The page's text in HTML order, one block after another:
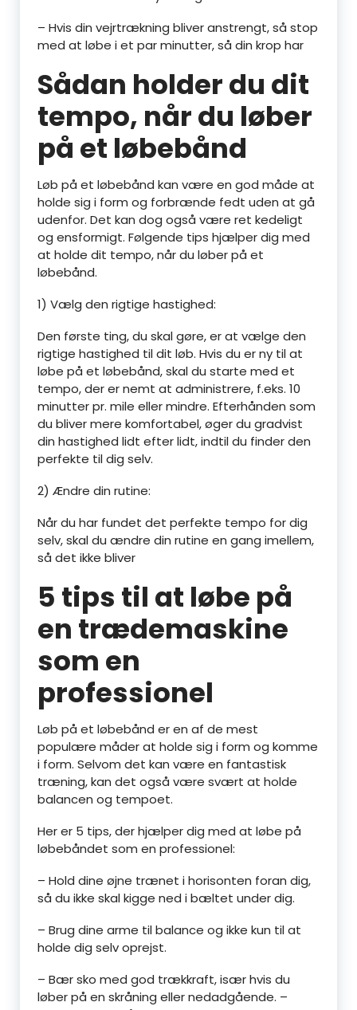
– Hvis din vejrtrækning bliver anstrengt, så stop
med at løbe i et par minutter, så din krop har
Sådan holder du dit
tempo, når du løber
på et løbebånd
Løb på et løbebånd kan være en god måde at
holde sig i form og forbrænde fedt uden at gå
udenfor. Det kan dog også være ret kedeligt
og ensformigt. Følgende tips hjælper dig med
at holde dit tempo, når du løber på et
løbebånd.
1) Vælg den rigtige hastighed:
Den første ting, du skal gøre, er at vælge den
rigtige hastighed til dit løb. Hvis du er ny til at
løbe på et løbebånd, skal du starte med et
tempo, der er nemt at administrere, f.eks. 10
minutter pr. mile eller mindre. Efterhånden som
du bliver mere komfortabel, øger du gradvist
din hastighed lidt efter lidt, indtil du finder den
perfekte til dig selv.
2) Ændre din rutine:
Når du har fundet det perfekte tempo for dig
selv, skal du ændre din rutine en gang imellem,
så det ikke bliver
5 tips til at løbe på
en trædemaskine
som en
professionel
Løb på et løbebånd er en af de mest
populære måder at holde sig i form og komme
i form. Selvom det kan være en fantastisk
træning, kan det også være svært at holde
balancen og tempoet.
Her er 5 tips, der hjælper dig med at løbe på
løbebåndet som en professionel:
– Hold dine øjne trænet i horisonten foran dig,
så du ikke skal kigge ned i bæltet under dig.
– Brug dine arme til balance og ikke kun til at
holde dig selv oprejst.
– Bær sko med god trækkraft, især hvis du
løber på en skråning eller nedadgående. –